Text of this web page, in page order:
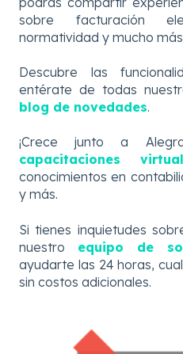
sobre facturación
normatividad y mucho
Descubre las
entérate de todas
blog de novedades.
¡Crece junto a
capacitaciones
conocimientos en
y más.
Si tienes inquietudes
nuestro equipo de
ayudarte las 24 horas,
sin costos adicionales.